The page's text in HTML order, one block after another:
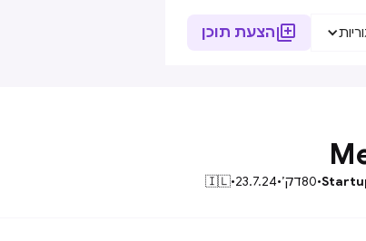
הצעת תוכן
•
80דק׳•
23.7.24
•
🇮🇱